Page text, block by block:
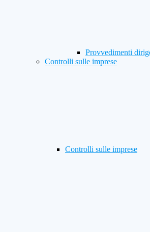
Provvedimenti
Controlli sulle imprese
Controlli sulle imprese